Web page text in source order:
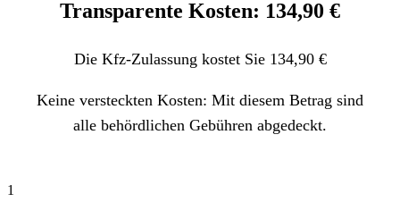
Transparente Kosten: 134,90 €
Die Kfz-Zulassung kostet Sie 134,90 €
Keine versteckten Kosten: Mit diesem Betrag sind
alle behördlichen Gebühren abgedeckt.
1